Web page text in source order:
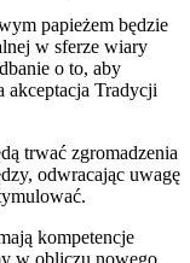
papieżem będzie
w sferze wiary
o to, aby
akceptacja Tradycji
trwać zgromadzenia
odwracając uwagę
kompetencje
w obliczu nowego